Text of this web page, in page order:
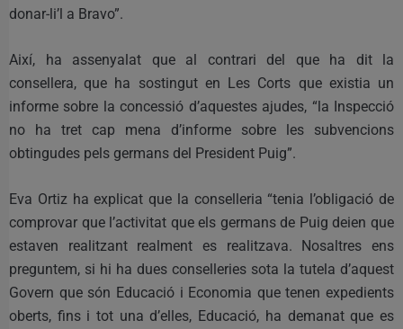
donar-li’l a Bravo”.
Així, ha assenyalat que al contrari del que ha dit la
consellera, que ha sostingut en Les Corts que existia un
informe sobre la concessió d’aquestes ajudes, “la Inspecció
no ha tret cap mena d’informe sobre les subvencions
obtingudes pels germans del President Puig”.
Eva Ortiz ha explicat que la conselleria “tenia l’obligació de
comprovar que l’activitat que els germans de Puig deien que
estaven realitzant realment es realitzava. Nosaltres ens
preguntem, si hi ha dues conselleries sota la tutela d’aquest
Govern que són Educació i Economia que tenen expedients
oberts, fins i tot una d’elles, Educació, ha demanat que es